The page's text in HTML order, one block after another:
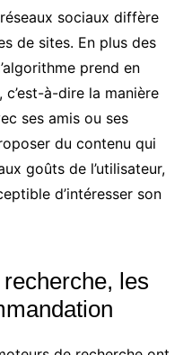
sociaux diffère
de sites. En plus des
prend en
à-dire la manière
ses amis ou ses
du contenu qui
goûts de l’utilisateur,
d’intéresser son
les